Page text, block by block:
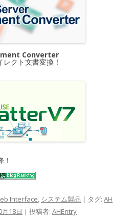
Converter
クト文書変換！
Interface, システム製品 | タグ: AH
18日 | 投稿者: AHEntry